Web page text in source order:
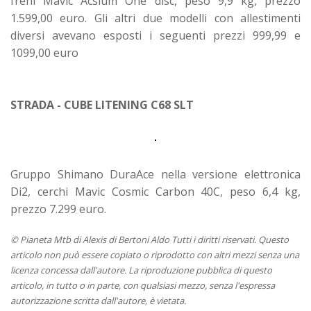
1.599,00 euro. Gli altri due modelli con allestimenti
diversi avevano esposti i seguenti prezzi 999,99 e
1099,00 euro
STRADA - CUBE LITENING C68 SLT
Gruppo Shimano DuraAce nella versione elettronica
Di2, cerchi Mavic Cosmic Carbon 40C, peso 6,4 kg,
prezzo 7.299 euro.
© Pianeta Mtb di Alexis di Bertoni Aldo Tutti i diritti riservati. Questo
articolo non può essere copiato o riprodotto con altri mezzi senza una
licenza concessa dall'autore. La riproduzione pubblica di questo
articolo, in tutto o in parte, con qualsiasi mezzo, senza l'espressa
autorizzazione scritta dall'autore, è vietata.